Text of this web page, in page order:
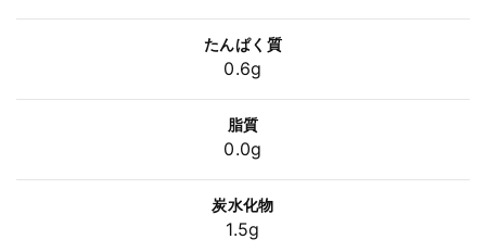
たんぱく質
0.6g
脂質
0.0g
炭水化物
1.5g